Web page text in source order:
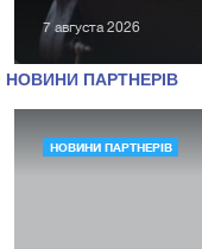
7 августа 2026